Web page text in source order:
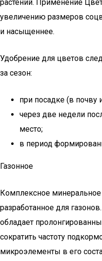
растений. Применение
увеличению размеров
и насыщеннее.
Удобрение для цветов
за сезон:
при посадке (в почву
через две недели
место;
в период
Газонное
Комплексное минеральное
разработанное для
обладает
сократить частоту
микроэлементы в его